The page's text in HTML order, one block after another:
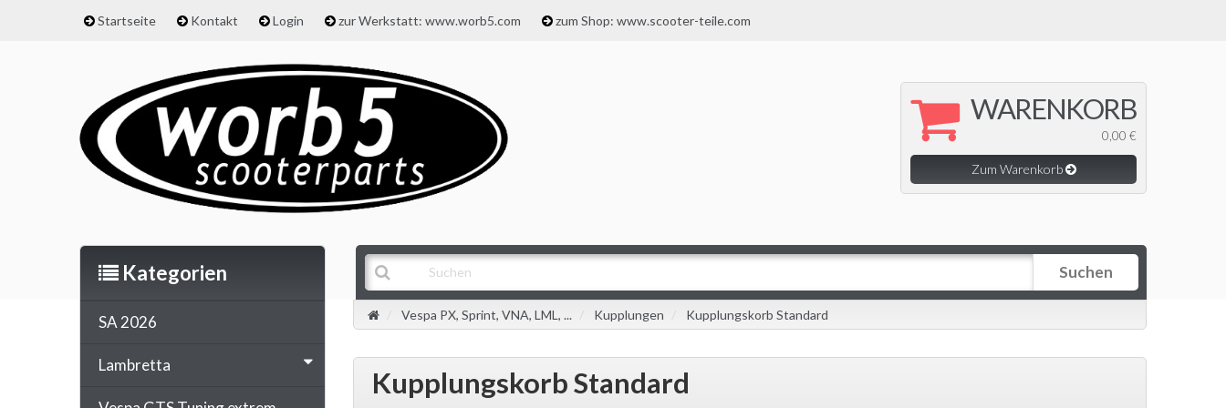
Startseite Kontakt Login zur Werkstatt: www.worb5.com zum Shop: www.scooter-teile.com
WARENKORB
0,00 €
Zum Warenkorb
Suchen
Vespa PX, Sprint, VNA, LML, ... Kupplungen Kupplungskorb Standard
Kupplungskorb Standard
Kategorien
SA 2026
Lambretta